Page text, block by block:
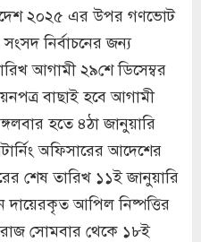
আদেশ ২০২৫ এর উপর গণভোট
নির্বাচনের জন্য
আগামী ২৯শে ডিসেম্বর
বাছাই হবে আগামী
হতে ৪ঠা জানুয়ারি
অফিসারের আদেশের
শেষ তারিখ ১১ই জানুয়ারি
আপিল নিষ্পত্তির
সোমবার থেকে ১৮ই